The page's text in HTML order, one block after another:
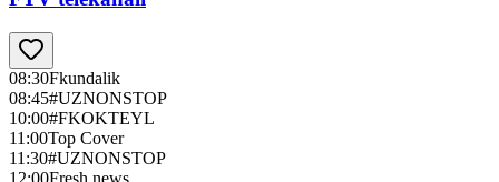
08:30Fkundalik
08:45#UZNONSTOP
10:00#FKOKTEYL
11:00Top Cover
11:30#UZNONSTOP